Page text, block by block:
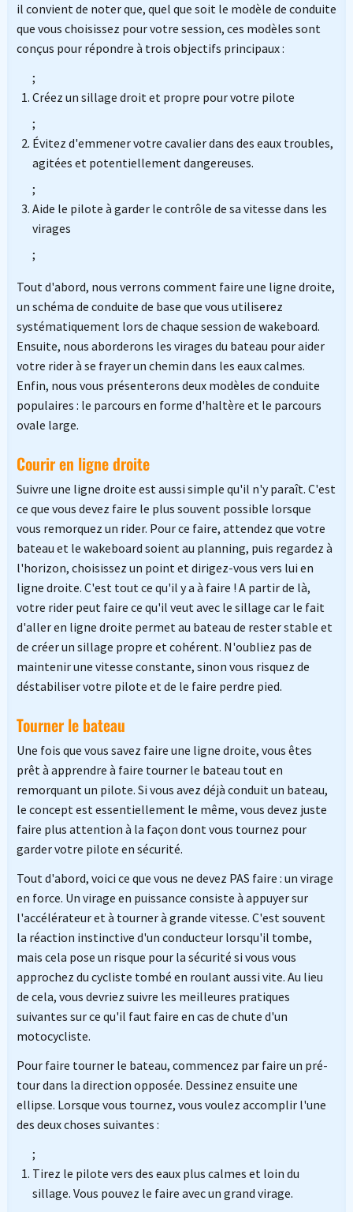
il convient de noter que, quel que soit le modèle de conduite
que vous choisissez pour votre session, ces modèles sont
conçus pour répondre à trois objectifs principaux :
;
Créez un sillage droit et propre pour votre pilote
;
Évitez d'emmener votre cavalier dans des eaux troubles,
agitées et potentiellement dangereuses.
;
Aide le pilote à garder le contrôle de sa vitesse dans les
virages
;
Tout d'abord, nous verrons comment faire une ligne droite,
un schéma de conduite de base que vous utiliserez
systématiquement lors de chaque session de wakeboard.
Ensuite, nous aborderons les virages du bateau pour aider
votre rider à se frayer un chemin dans les eaux calmes.
Enfin, nous vous présenterons deux modèles de conduite
populaires : le parcours en forme d'haltère et le parcours
ovale large.
Courir en ligne droite
Suivre une ligne droite est aussi simple qu'il n'y paraît. C'est
ce que vous devez faire le plus souvent possible lorsque
vous remorquez un rider. Pour ce faire, attendez que votre
bateau et le wakeboard soient au planning, puis regardez à
l'horizon, choisissez un point et dirigez-vous vers lui en
ligne droite. C'est tout ce qu'il y a à faire ! A partir de là,
votre rider peut faire ce qu'il veut avec le sillage car le fait
d'aller en ligne droite permet au bateau de rester stable et
de créer un sillage propre et cohérent. N'oubliez pas de
maintenir une vitesse constante, sinon vous risquez de
déstabiliser votre pilote et de le faire perdre pied.
Tourner le bateau
Une fois que vous savez faire une ligne droite, vous êtes
prêt à apprendre à faire tourner le bateau tout en
remorquant un pilote. Si vous avez déjà conduit un bateau,
le concept est essentiellement le même, vous devez juste
faire plus attention à la façon dont vous tournez pour
garder votre pilote en sécurité.
Tout d'abord, voici ce que vous ne devez PAS faire : un virage
en force. Un virage en puissance consiste à appuyer sur
l'accélérateur et à tourner à grande vitesse. C'est souvent
la réaction instinctive d'un conducteur lorsqu'il tombe,
mais cela pose un risque pour la sécurité si vous vous
approchez du cycliste tombé en roulant aussi vite. Au lieu
de cela, vous devriez suivre les meilleures pratiques
suivantes sur ce qu'il faut faire en cas de chute d'un
motocycliste.
Pour faire tourner le bateau, commencez par faire un pré-
tour dans la direction opposée. Dessinez ensuite une
ellipse. Lorsque vous tournez, vous voulez accomplir l'une
des deux choses suivantes :
;
Tirez le pilote vers des eaux plus calmes et loin du
sillage. Vous pouvez le faire avec un grand virage.